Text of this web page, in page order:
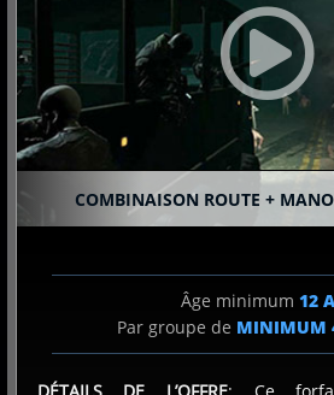
COMBINAISON ROUTE +
Âge minimum 12
Par groupe de MINIMUM
DÉTAILS DE L’OFFRE: Ce
Politique de
Conditions Générales
FAQ
Réalité virtuelle
Terragame Holding 2026.
Contact